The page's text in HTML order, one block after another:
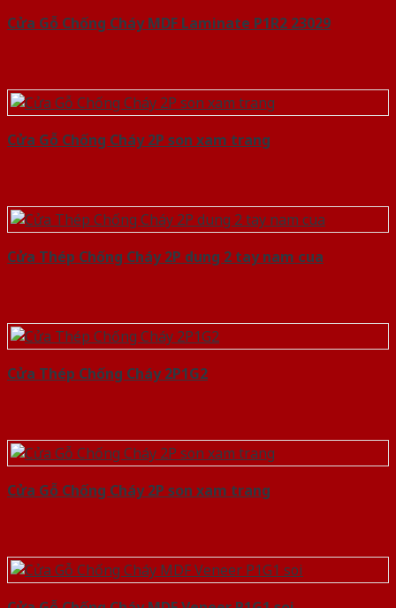
Cửa Gỗ Chống Cháy MDF Laminate P1R2 23029
Cửa Gỗ Chống Cháy 2P son xam trang
Cửa Thép Chống Cháy 2P dung 2 tay nam cua
Cửa Thép Chống Cháy 2P1G2
Cửa Gỗ Chống Cháy 2P son xam trang